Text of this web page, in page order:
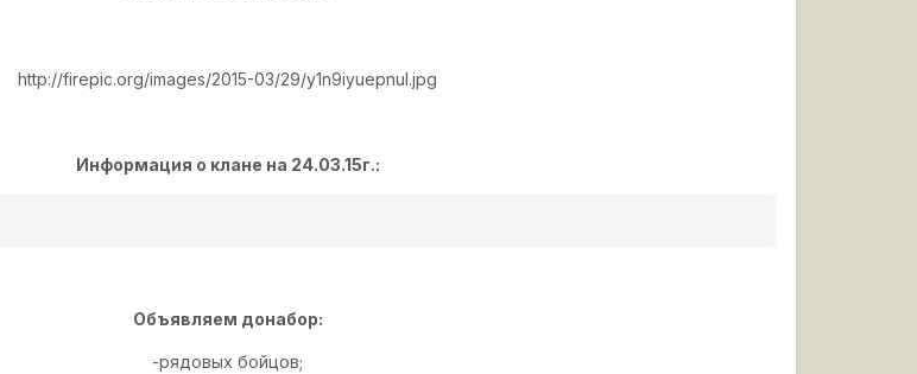
http://firepic.org/images/2015-03/29/y1n9iyuepnul.jpg
Информация о клане на 24.03.15г.:
Объявляем донабор:
-рядовых бойцов;